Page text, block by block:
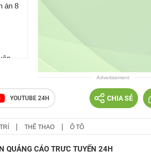
án 8
Advertisement
YOUTUBE 24H CHIA SẺ
THỂ THAO Ô TÔ
QUẢNG CÁO TRỰC TUYẾN 24H